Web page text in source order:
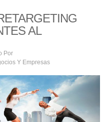
AL
Por
Y Empresas